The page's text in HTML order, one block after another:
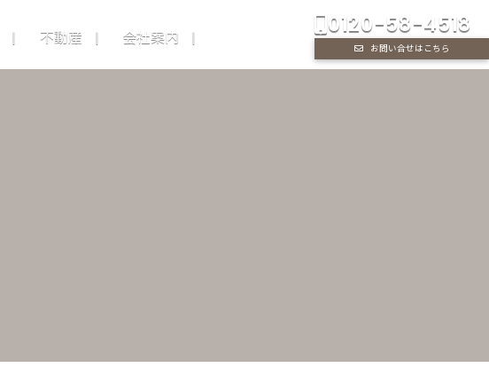
不動産
会社案内
0120-58-4518
お問い合せはこちら